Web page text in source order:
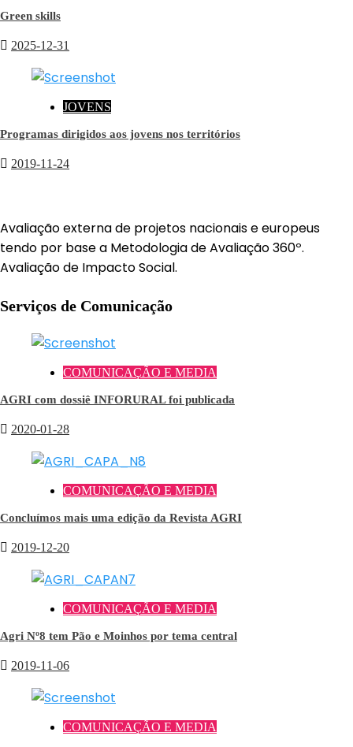
Green skills
2025-12-31
JOVENS
Programas dirigidos aos jovens nos territórios
2019-11-24
Avaliação externa de projetos nacionais e europeus
tendo por base a Metodologia de Avaliação 360º.
Avaliação de Impacto Social.
Serviços de Comunicação
COMUNICAÇÃO E MEDIA
AGRI com dossiê INFORURAL foi publicada
2020-01-28
COMUNICAÇÃO E MEDIA
Concluímos mais uma edição da Revista AGRI
2019-12-20
COMUNICAÇÃO E MEDIA
Agri Nº8 tem Pão e Moinhos por tema central
2019-11-06
COMUNICAÇÃO E MEDIA